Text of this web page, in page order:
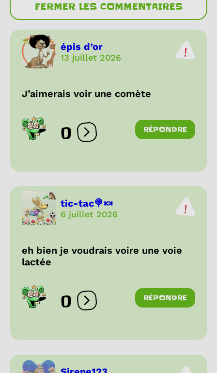
FERMER LES COMMENTAIRES
épis d’or
13 juillet 2026
J’aimerais voir une comète
0 Ouvrir les réactions
RÉPONDRE
tic-tac🍭🍬
6 juillet 2026
eh bien je voudrais voire une voie
lactée
0 Ouvrir les réactions
RÉPONDRE